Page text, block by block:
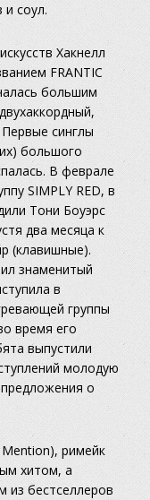
соул.
Хакнелл
FRANTIC
большим
синглы
большого
В феврале
SIMPLY RED, в
Тони Боуэрс
два месяца к
(клавишные).
знаменитый
в
группы
время его
выпустили
молодую
о
римейк
хитом, а
бестселлеров